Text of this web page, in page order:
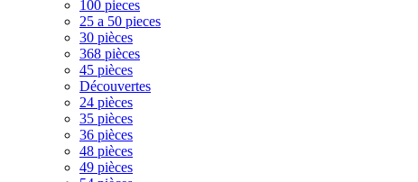
100 pieces
25 a 50 pieces
30 pièces
368 pièces
45 pièces
Découvertes
24 pièces
35 pièces
36 pièces
48 pièces
49 pièces